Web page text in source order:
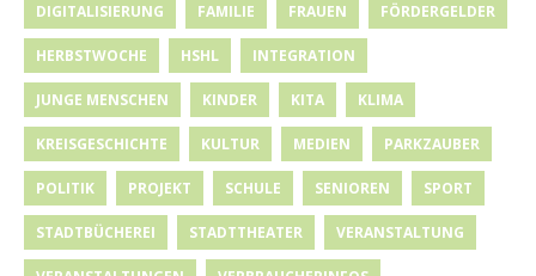
DIGITALISIERUNG FAMILIE FRAUEN FÖRDERGELDER
HERBSTWOCHE HSHL INTEGRATION
JUNGE MENSCHEN KINDER KITA KLIMA
KREISGESCHICHTE KULTUR MEDIEN PARKZAUBER
POLITIK PROJEKT SCHULE SENIOREN SPORT
STADTBÜCHEREI STADTTHEATER VERANSTALTUNG